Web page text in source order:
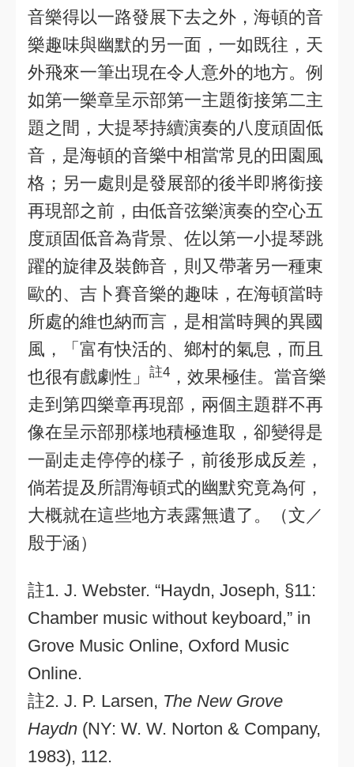
音樂得以一路發展下去之外，海頓的音
樂趣味與幽默的另一面，一如既往，天
外飛來一筆出現在令人意外的地方。例
如第一樂章呈示部第一主題銜接第二主
題之間，大提琴持續演奏的八度頑固低
音，是海頓的音樂中相當常見的田園風
格；另一處則是發展部的後半即將銜接
再現部之前，由低音弦樂演奏的空心五
度頑固低音為背景、佐以第一小提琴跳
躍的旋律及裝飾音，則又帶著另一種東
歐的、吉卜賽音樂的趣味，在海頓當時
所處的維也納而言，是相當時興的異國
風，「富有快活的、鄉村的氣息，而且
也很有戲劇性」
註4 ，效果極佳。當音樂
走到第四樂章再現部，兩個主題群不再
像在呈示部那樣地積極進取，卻變得是
一副走走停停的樣子，前後形成反差，
倘若提及所謂海頓式的幽默究竟為何，
大概就在這些地方表露無遺了。（文／
殷于涵）
註1. J. Webster. “Haydn, Joseph, §11:
Chamber music without keyboard,” in
Grove Music Online, Oxford Music
Online.
註2. J. P. Larsen, The New Grove
Haydn (NY: W. W. Norton & Company,
1983), 112.